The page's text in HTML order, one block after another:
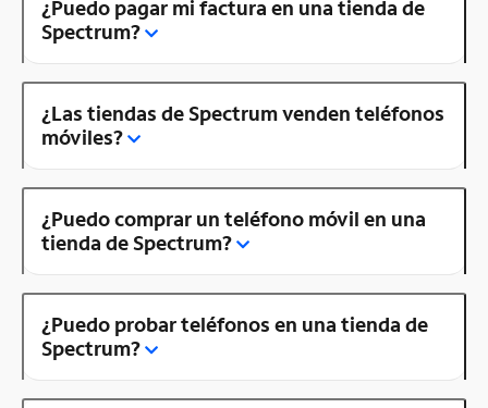
¿Puedo pagar mi factura en una tienda de
Spectrum?
¿Las tiendas de Spectrum venden teléfonos
móviles?
¿Puedo comprar un teléfono móvil en una
tienda de Spectrum?
¿Puedo probar teléfonos en una tienda de
Spectrum?